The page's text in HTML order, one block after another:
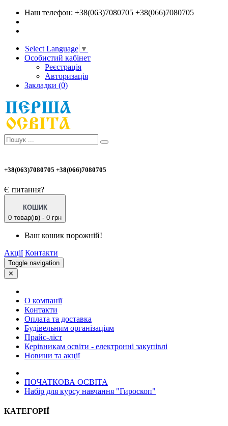
Наш телефон: +38(063)7080705 +38(066)7080705
Select Language ▼
Особистий кабінет
Реєстрація
Авторизація
Закладки (0)
+38(063)7080705 +38(066)7080705
Є питання?
КОШИК
0 товар(ів) - 0 грн
Ваш кошик порожній!
Акції Контакти
Toggle navigation
✕
О компанії
Контакти
Оплата та доставка
Будівельним організаціям
Прайс-ліст
Керівникам освіти - електронні закупівлі
Новини та акції
ПОЧАТКОВА ОСВIТА
Набір для курсу навчання "Гироскоп"
КАТЕГОРІЇ